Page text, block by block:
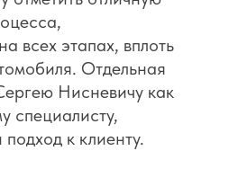
всех этапах, вплоть
Отдельная
Нисневичу как
специалисту,
к клиенту.